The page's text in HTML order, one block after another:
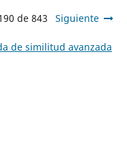
de 843 Siguiente
de similitud avanzada